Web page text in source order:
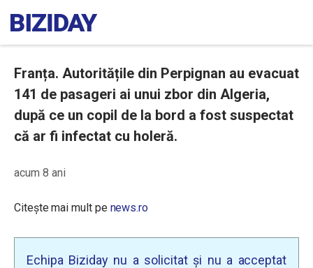
Franța. Autoritățile din Perpignan au evacuat
141 de pasageri ai unui zbor din Algeria,
după ce un copil de la bord a fost suspectat
că ar fi infectat cu holeră.
acum 8 ani
Citește mai mult pe news.ro
Echipa Biziday nu a solicitat și nu a acceptat